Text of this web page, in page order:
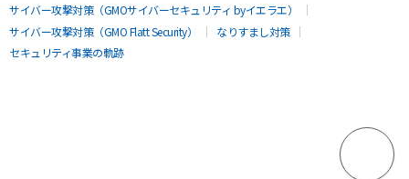
サイバー攻撃対策（GMOサイバーセキュリティ byイエラエ）
サイバー攻撃対策（GMO Flatt Security）
なりすまし対策
セキュリティ事業の軌跡